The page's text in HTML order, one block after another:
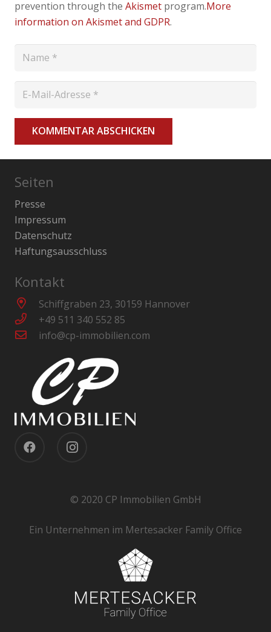
prevention through the Akismet program.More
information on Akismet and GDPR.
KOMMENTAR ABSCHICKEN
Seiten
Presse
Impressum
Datenschutz
Haftungsausschluss
Kontakt
Schiffgraben 23, 30159 Hannover
+49 511 340 552 85
info@cp-immobilien.com
© 2020 CP Immobilien GmbH
Ein Unternehmen im Mertesacker Family Office